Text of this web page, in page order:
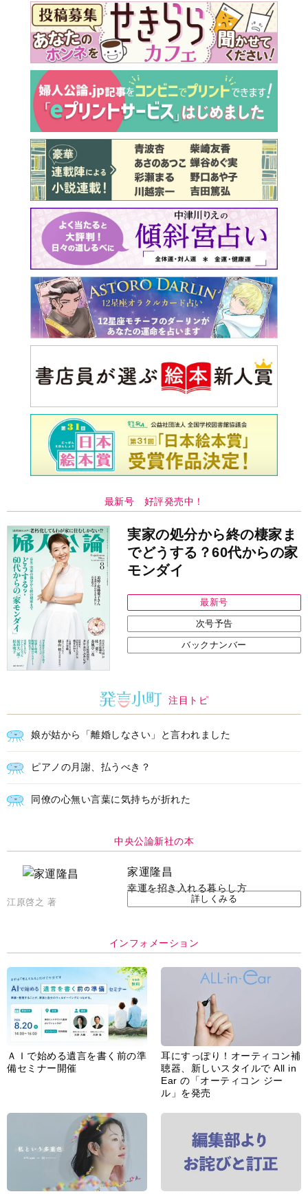
最新号 好評発売中！
実家の処分から終の棲家ま
でどうする？60代からの家
モンダイ
最新号
次号予告
バックナンバー
注目トピ
娘が姑から「離婚しなさい」と言われました
ピアノの月謝、払うべき？
同僚の心無い言葉に気持ちが折れた
中央公論新社の本
家運隆昌
幸運を招き入れる暮らし方
江原啓之 著 詳しくみる
インフォメーション
ＡＩで始める遺言を書く前の準
備セミナー開催
耳にすっぽり！オーティコン補
聴器、新しいスタイルで All in
Ear の「オーティコン ジー
ル」を発売